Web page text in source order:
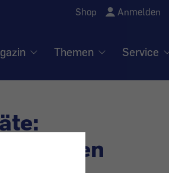
Shop Anmelden
Themen Service